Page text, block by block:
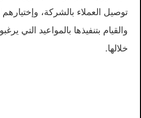
توصيل العملاء بالشركة،
والقيام بتنفيذها بالمواعيد التي
خلالها.